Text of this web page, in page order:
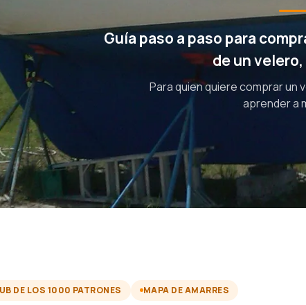
Guía paso a paso para
de un velero,
Para quien quiere comprar un
aprender a
DE LOS 1000 PATRONES MAPA DE AMARRES